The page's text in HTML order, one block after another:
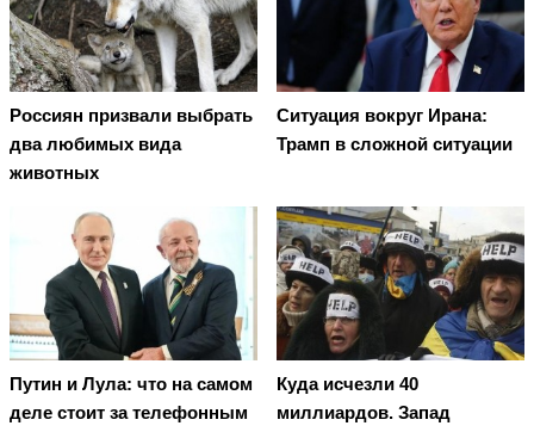
Россиян призвали выбрать
два любимых вида
животных
Ситуация вокруг Ирана:
Трамп в сложной ситуации
Путин и Лула: что на самом
деле стоит за телефонным
Куда исчезли 40
миллиардов. Запад